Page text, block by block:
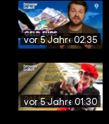
vor 5 Jahren02:35
vor 5 Jahren01:30